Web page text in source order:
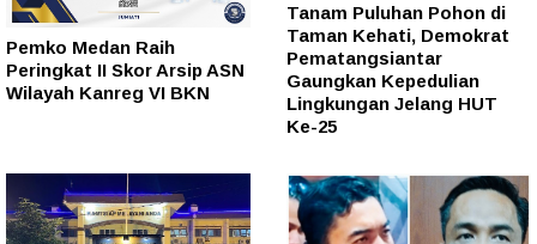
Pemko Medan Raih
Peringkat II Skor Arsip ASN
Wilayah Kanreg VI BKN
Tanam Puluhan Pohon di
Taman Kehati, Demokrat
Pematangsiantar
Gaungkan Kepedulian
Lingkungan Jelang HUT
Ke-25